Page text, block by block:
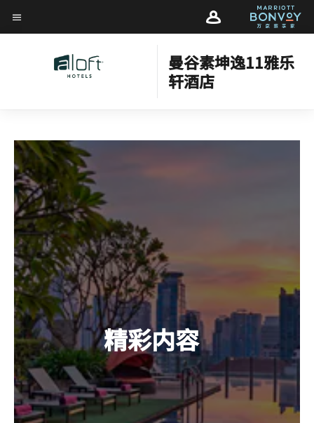
Skip
to菜单文本
曼谷素坤逸11雅乐
轩酒店
精彩内容